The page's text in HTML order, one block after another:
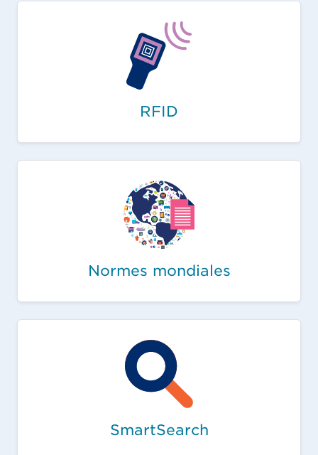
RFID
Normes mondiales
SmartSearch